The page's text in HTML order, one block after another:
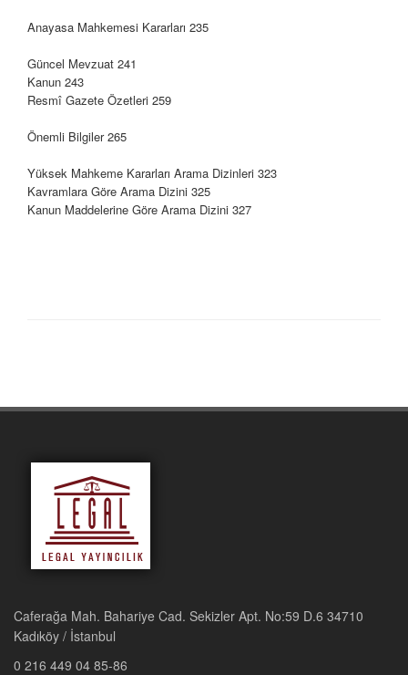
Anayasa Mahkemesi Kararları 235
Güncel Mevzuat 241
Kanun 243
Resmî Gazete Özetleri 259
Önemli Bilgiler 265
Yüksek Mahkeme Kararları Arama Dizinleri 323
Kavramlara Göre Arama Dizini 325
Kanun Maddelerine Göre Arama Dizini 327
Caferağa Mah. Bahariye Cad. Sekizler Apt. No:59 D.6 34710
Kadıköy / İstanbul
0 216 449 04 85-86